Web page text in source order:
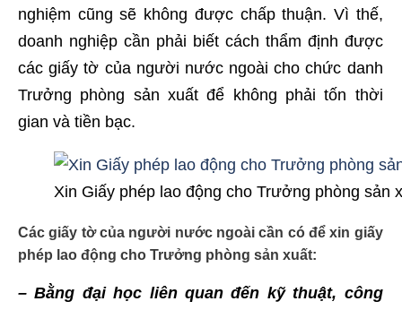
nghiệm cũng sẽ không được chấp thuận. Vì thế,
doanh nghiệp cần phải biết cách thẩm định được
các giấy tờ của người nước ngoài cho chức danh
Trưởng phòng sản xuất để không phải tốn thời
gian và tiền bạc.
Xin Giấy phép lao động cho Trưởng phòng sản
Các giấy tờ của người nước ngoài cần có để xin giấy
phép lao động cho Trưởng phòng sản xuất:
– Bằng đại học liên quan đến kỹ thuật, công